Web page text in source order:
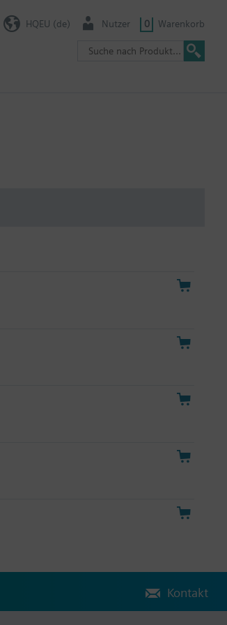
HQEU (de) Nutzer 0 Warenkorb
Kontakt